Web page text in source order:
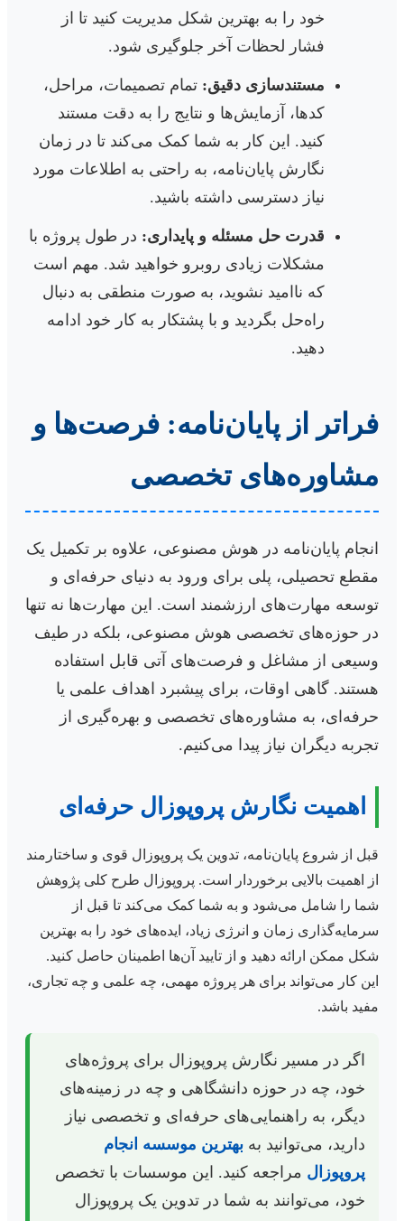
خود را به بهترین شکل مدیریت کنید تا از
فشار لحظات آخر جلوگیری شود.
مستندسازی دقیق: تمام تصمیمات، مراحل،
کدها، آزمایش‌ها و نتایج را به دقت مستند
کنید. این کار به شما کمک می‌کند تا در زمان
نگارش پایان‌نامه، به راحتی به اطلاعات مورد
نیاز دسترسی داشته باشید.
قدرت حل مسئله و پایداری: در طول پروژه با
مشکلات زیادی روبرو خواهید شد. مهم است
که ناامید نشوید، به صورت منطقی به دنبال
راه‌حل بگردید و با پشتکار به کار خود ادامه
دهید.
فراتر از پایان‌نامه: فرصت‌ها و
مشاوره‌های تخصصی
انجام پایان‌نامه در هوش مصنوعی، علاوه بر تکمیل یک
مقطع تحصیلی، پلی برای ورود به دنیای حرفه‌ای و
توسعه مهارت‌های ارزشمند است. این مهارت‌ها نه تنها
در حوزه‌های تخصصی هوش مصنوعی، بلکه در طیف
وسیعی از مشاغل و فرصت‌های آتی قابل استفاده
هستند. گاهی اوقات، برای پیشبرد اهداف علمی یا
حرفه‌ای، به مشاوره‌های تخصصی و بهره‌گیری از
تجربه دیگران نیاز پیدا می‌کنیم.
اهمیت نگارش پروپوزال حرفه‌ای
قبل از شروع پایان‌نامه، تدوین یک پروپوزال قوی و ساختارمند
از اهمیت بالایی برخوردار است. پروپوزال طرح کلی پژوهش
شما را شامل می‌شود و به شما کمک می‌کند تا قبل از
سرمایه‌گذاری زمان و انرژی زیاد، ایده‌های خود را به بهترین
شکل ممکن ارائه دهید و از تایید آن‌ها اطمینان حاصل کنید.
این کار می‌تواند برای هر پروژه مهمی، چه علمی و چه تجاری،
مفید باشد.
اگر در مسیر نگارش پروپوزال برای پروژه‌های
خود، چه در حوزه دانشگاهی و چه در زمینه‌های
دیگر، به راهنمایی‌های حرفه‌ای و تخصصی نیاز
دارید، می‌توانید به بهترین موسسه انجام
پروپوزال مراجعه کنید. این موسسات با تخصص
خود، می‌توانند به شما در تدوین یک پروپوزال